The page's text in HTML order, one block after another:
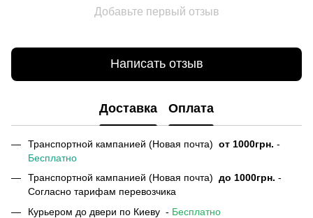
Добавьте первый отзыв
Написать отзыв
Доставка Оплата
Транспортной кампанией (Новая почта) от 1000грн. -
Бесплатно
Транспортной кампанией (Новая почта) до 1000грн. -
Согласно тарифам перевозчика
Курьером до двери по Киеву - Бесплатно